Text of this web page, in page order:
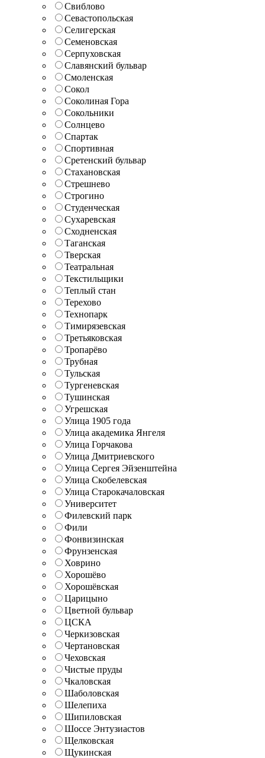
Свиблово
Севастопольская
Селигерская
Семеновская
Серпуховская
Славянский бульвар
Смоленская
Сокол
Соколиная Гора
Сокольники
Солнцево
Спартак
Спортивная
Сретенский бульвар
Стахановская
Стрешнево
Строгино
Студенческая
Сухаревская
Сходненская
Таганская
Тверская
Театральная
Текстильщики
Теплый стан
Терехово
Технопарк
Тимирязевская
Третьяковская
Тропарёво
Трубная
Тульская
Тургеневская
Тушинская
Угрешская
Улица 1905 года
Улица академика Янгеля
Улица Горчакова
Улица Дмитриевского
Улица Сергея Эйзенштейна
Улица Скобелевская
Улица Старокачаловская
Университет
Филевский парк
Фили
Фонвизинская
Фрунзенская
Ховрино
Хорошёво
Хорошёвская
Царицыно
Цветной бульвар
ЦСКА
Черкизовская
Чертановская
Чеховская
Чистые пруды
Чкаловская
Шаболовская
Шелепиха
Шипиловская
Шоссе Энтузиастов
Щелковская
Щукинская